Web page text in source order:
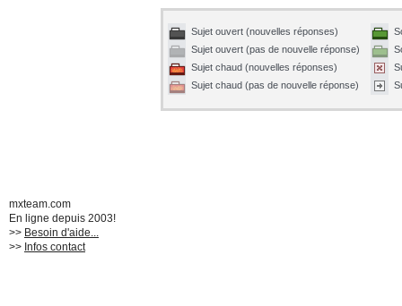
Sujet ouvert (nouvelles réponses)
Sujet ouvert (pas de nouvelle réponse)
Sujet chaud (nouvelles réponses)
Sujet chaud (pas de nouvelle réponse)
mxteam.com
En ligne depuis 2003!
>> Besoin d'aide...
>> Infos contact